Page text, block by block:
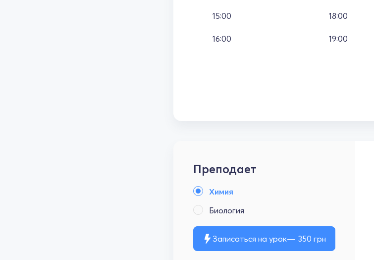
15:00
16:00
18:00
19:00
Преподает
Химия
Биология
Записаться на урок 350 грн